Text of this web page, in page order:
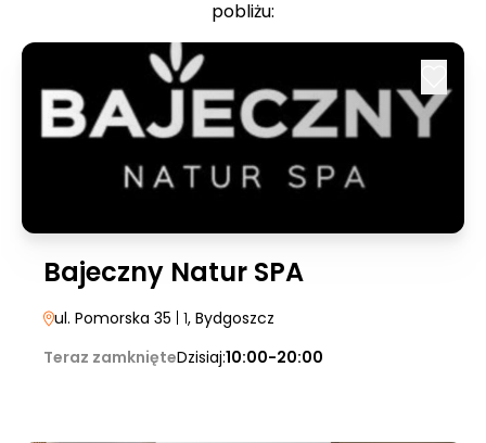
pobliżu:
Bajeczny Natur SPA
ul. Pomorska 35 | 1, Bydgoszcz
Teraz zamknięteDzisiaj:10:00-20:00